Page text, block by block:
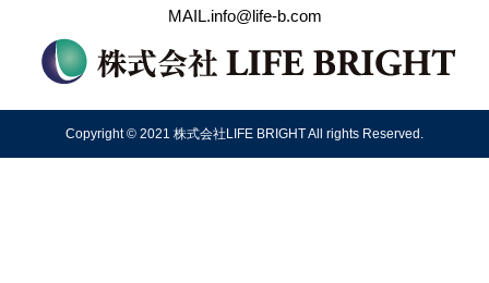
MAIL.info@life-b.com
Copyright © 2021 株式会社LIFE BRIGHT All rights Reserved.